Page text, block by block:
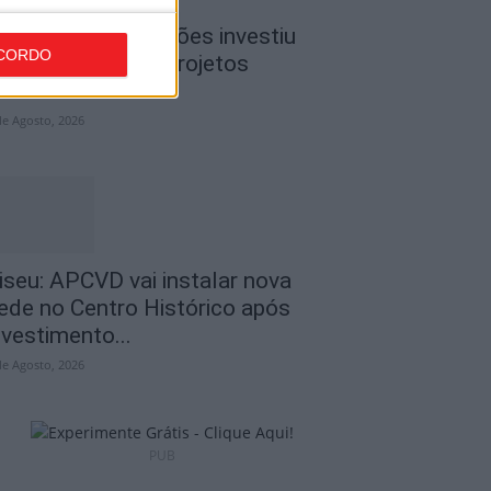
CIM Dão Lafões investiu
mil euros em projetos
Agosto, 2026
APCVD vai instalar nova
no Centro Histórico após
Agosto, 2026